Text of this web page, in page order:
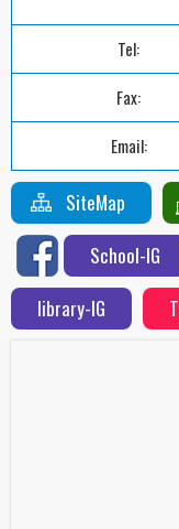
Tel:
Fax:
Email:
SiteMap
School-IG
library-IG